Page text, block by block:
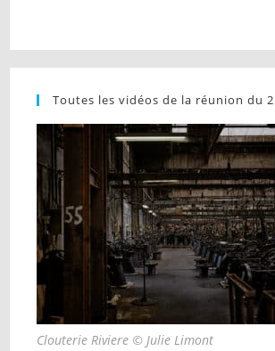
Toutes les vidéos de la réunion du
Clouterie Riviere © Julie Limont